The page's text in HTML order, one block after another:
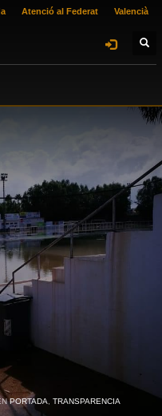
Atenció al Federat Valencià
PORTADA TRANSPARENCIA